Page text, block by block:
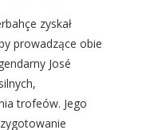
zyskał
prowadzące obie
José
trofeów. Jego